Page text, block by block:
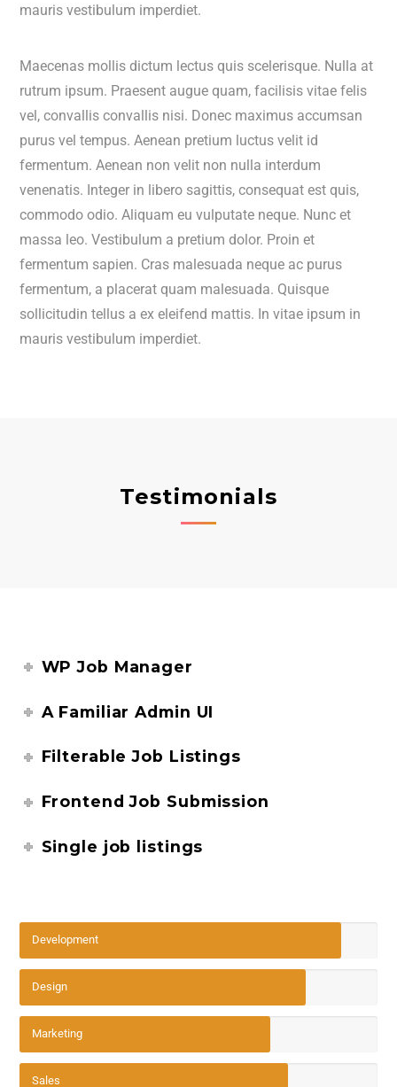
mauris vestibulum imperdiet.
Maecenas mollis dictum lectus quis scelerisque. Nulla at
rutrum ipsum. Praesent augue quam, facilisis vitae felis
vel, convallis convallis nisi. Donec maximus accumsan
purus vel tempus. Aenean pretium luctus velit id
fermentum. Aenean non velit non nulla interdum
venenatis. Integer in libero sagittis, consequat est quis,
commodo odio. Aliquam eu vulputate neque. Nunc et
massa leo. Vestibulum a pretium dolor. Proin et
fermentum sapien. Cras malesuada neque ac purus
fermentum, a placerat quam malesuada. Quisque
sollicitudin tellus a ex eleifend mattis. In vitae ipsum in
mauris vestibulum imperdiet.
Testimonials
WP Job Manager
A Familiar Admin UI
Filterable Job Listings
Frontend Job Submission
Single job listings
Development
Design
Marketing
Sales